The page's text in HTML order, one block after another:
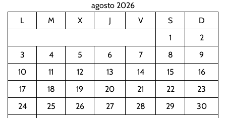
agosto 2026
L
M X J V S
D
1
2
3
4 5 6 7 8
9
10
11 12 13 14 15
16
17
18 19 20 21 22
23
24
25 26 27 28 29
30